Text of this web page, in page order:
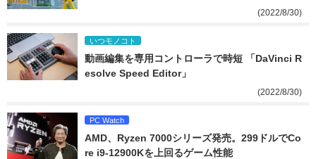
(2022/8/30)
いつモノコト
動画編集を専用コントローラで時短 「DaVinci R
esolve Speed Editor」
(2022/8/30)
PC Watch
AMD、Ryzen 7000シリーズ発売。299ドルでCo
re i9-12900Kを上回るゲーム性能